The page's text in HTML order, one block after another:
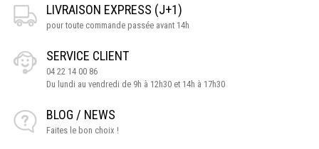
LIVRAISON EXPRESS (J+1)
pour toute commande passée avant 14h
SERVICE CLIENT
04 22 14 00 86
Du lundi au vendredi de 9h à 12h30 et 14h à 17h30
BLOG / NEWS
Faites le bon choix !